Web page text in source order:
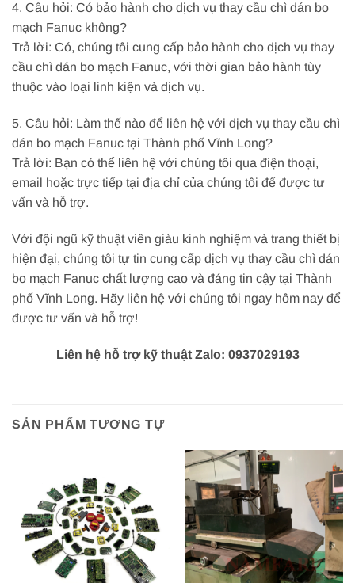
4. Câu hỏi: Có bảo hành cho dịch vụ thay cầu chì dán bo
mạch Fanuc không?
Trả lời: Có, chúng tôi cung cấp bảo hành cho dịch vụ thay
cầu chì dán bo mạch Fanuc, với thời gian bảo hành tùy
thuộc vào loại linh kiện và dịch vụ.
5. Câu hỏi: Làm thế nào để liên hệ với dịch vụ thay cầu chì
dán bo mạch Fanuc tại Thành phố Vĩnh Long?
Trả lời: Bạn có thể liên hệ với chúng tôi qua điện thoại,
email hoặc trực tiếp tại địa chỉ của chúng tôi để được tư
vấn và hỗ trợ.
Với đội ngũ kỹ thuật viên giàu kinh nghiệm và trang thiết bị
hiện đại, chúng tôi tự tin cung cấp dịch vụ thay cầu chì dán
bo mạch Fanuc chất lượng cao và đáng tin cậy tại Thành
phố Vĩnh Long. Hãy liên hệ với chúng tôi ngay hôm nay để
được tư vấn và hỗ trợ!
Liên hệ hỗ trợ kỹ thuật Zalo: 0937029193
SẢN PHẨM TƯƠNG TỰ